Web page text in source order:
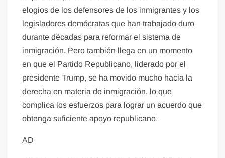
elogios de los defensores de los inmigrantes y los
legisladores demócratas que han trabajado duro
durante décadas para reformar el sistema de
inmigración. Pero también llega en un momento
en que el Partido Republicano, liderado por el
presidente Trump, se ha movido mucho hacia la
derecha en materia de inmigración, lo que
complica los esfuerzos para lograr un acuerdo que
obtenga suficiente apoyo republicano.
AD